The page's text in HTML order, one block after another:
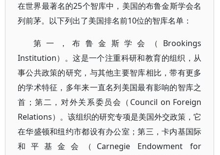
在世界最著名的25个智库中，美国的布鲁金斯学会名
列前茅。以下列出了美国排名前10位的智库名单：
第一，布鲁金斯学会（Brookings
Institution）。这是一个注重科研和教育的组织，从
事公共政策的研究，与其他主要智库相比，带有更多
的学术特征，多年来一直名列美国最有影响的智库之
首；第二，对外关系委员会（Council on Foreign
Relations）。该组织的研究专项是美国外交政策，它
在华盛顿和纽约市都设有办公室；第三，卡内基国际
和平基金会（Carnegie Endowment for